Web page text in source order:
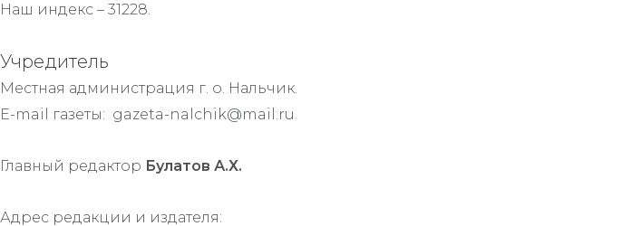
Наш индекс – 31228.
Учредитель
Местная администрация г. о. Нальчик.
E-mail газеты: gazeta-nalchik@mail.ru
Главный редактор Булатов А.Х.
Адрес редакции и издателя: